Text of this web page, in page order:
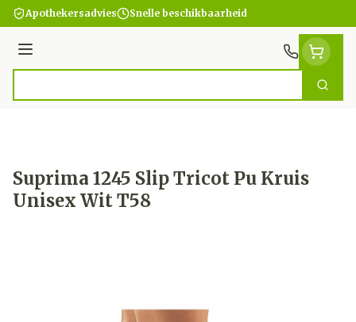
Ga naar de inhoud
Apothekersadvies Snelle beschikbaarheid
Menu
Zoek
Suprima 1245 Slip Tricot Pu Kruis
Unisex Wit T58